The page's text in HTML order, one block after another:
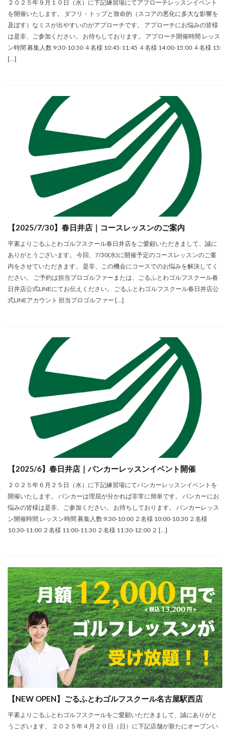
２０２５年９月１０日（水）に下記練習場にてアプローチレッスンイベント
を開催いたします。 ダフリ・トップと致命的（スコアの悪化に多大な影響を
及ぼす）なミスが出やすいのがアプローチです。 アプローチにお悩みの皆様
は是非、ご参加ください。 お待ちしております。 アプローチ開催時間 レッス
ン時間 募集人数 9:30-10:30 ４名様 10:45-11:45 ４名様 14:00-15:00 ４名様 15:
[…]
【2025/7/30】春日井店｜コースレッスンのご案内
平素よりごるふとわゴルフスクール春日井店をご愛顧いただきまして、誠に
ありがとうございます。 今回、7/30(水)に開催予定のコースレッスンのご案
内をさせていただきます。 是非、この機会にコースでのお悩みを解決してく
ださい。 ご予約は担当プロゴルファーまたは、ごるふとわゴルフスクール春
日井店公式LINEにてお伝えください。 ごるふとわゴルフスクール春日井店公
式LINEアカウント 担当プロゴルファー […]
【2025/6】春日井店｜バンカーレッスンイベント開催
２０２５年６月２５日（水）に下記練習場にてバンカーレッスンイベントを
開催いたします。 バンカーは理屈が分かれば非常に簡単です。 バンカーにお
悩みの皆様は是非、ご参加ください。 お待ちしております。 バンカーレッス
ン開催時間 レッスン時間 募集人数 9:30-10:00 ２名様 10:00-10:30 ２名様
10:30-11:00 ２名様 11:00-11:30 ２名様 11:30-12:00 ２ […]
【NEW OPEN】ごるふとわゴルフスクール名古屋駅西店
平素よりごるふとわゴルフスクールをご愛顧いただきまして、誠にありがと
うございます。 ２０２５年４月２０日（日）に下記店舗が新たにオープンい